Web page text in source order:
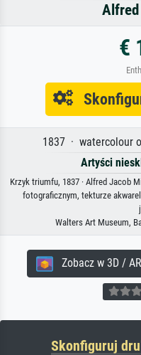
€
1837 · watercolour
Artyści
Krzyk triumfu, 1837 · Alfred Jacob
fotograficznym, tekturze
Walters Art Museum,
Zobacz w 3D / AR
Skonfiguruj